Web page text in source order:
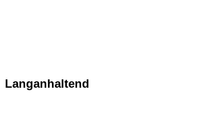
Langanhaltend